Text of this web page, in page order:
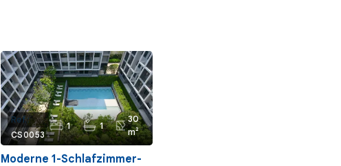
Ref.:
CS0053
1 1
30
m²
Moderne 1-Schlafzimmer-